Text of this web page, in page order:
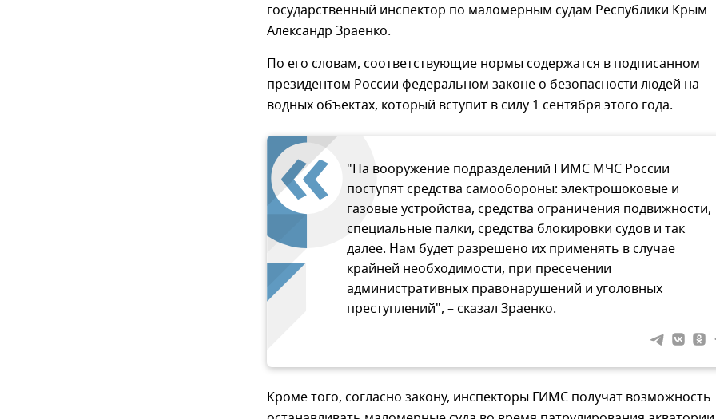
государственный инспектор по маломерным судам Республики Крым
Александр Зраенко.
По его словам, соответствующие нормы содержатся в подписанном
президентом России федеральном законе о безопасности людей на
водных объектах, который вступит в силу 1 сентября этого года.
"На вооружение подразделений ГИМС МЧС России
поступят средства самообороны: электрошоковые и
газовые устройства, средства ограничения подвижности,
специальные палки, средства блокировки судов и так
далее. Нам будет разрешено их применять в случае
крайней необходимости, при пресечении
административных правонарушений и уголовных
преступлений", – сказал Зраенко.
Кроме того, согласно закону, инспекторы ГИМС получат возможность